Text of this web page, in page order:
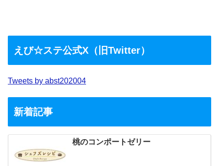
えび☆ステ公式X（旧Twitter）
Tweets by abst202004
新着記事
桃のコンポートゼリー